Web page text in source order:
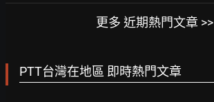
更多 近期熱門文章 >>
PTT台灣在地區 即時熱門文章